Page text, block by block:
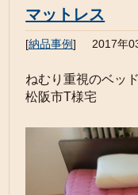
マットレス
[納品事例] 2017年
ねむり重視のベッ
松阪市T様宅